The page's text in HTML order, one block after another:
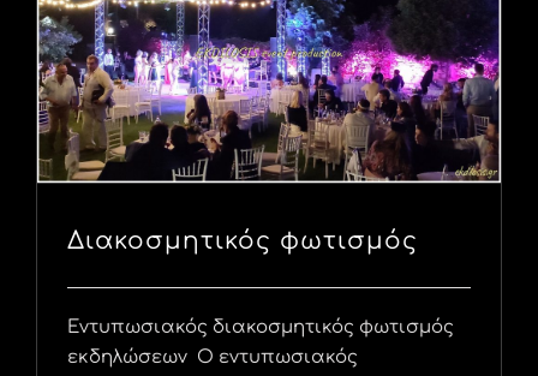
Διακοσμητικός φωτισμός
Εντυπωσιακός διακοσμητικός φωτισμός
εκδηλώσεων Ο εντυπωσιακός